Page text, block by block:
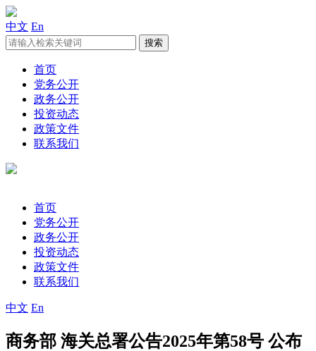
中文 En
首页
党务公开
政务公开
投资动态
政策文件
联系我们
首页
党务公开
政务公开
投资动态
政策文件
联系我们
中文 En
商务部 海关总署公告2025年第58号 公布